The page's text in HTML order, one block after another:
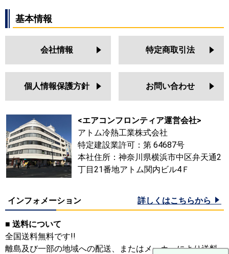
基本情報
会社情報 特定商取引法
個人情報保護方針 お問い合わせ
<エアコンフロンティア運営会社>
アトム冷熱工業株式会社
特定建設業許可：第 64687号
本社住所：神奈川県横浜市中区弁天通2
丁目21番地アトム関内ビル4Ｆ
インフォメーション 詳しくはこちらから
■ 送料について
全国送料無料です!!
離島及び一部の地域への配送、またはメーカーにより送料